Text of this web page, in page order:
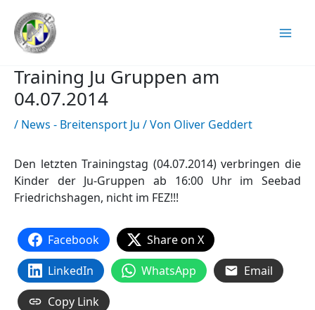
Inhalt
springen
Training Ju Gruppen am
04.07.2014
/ News - Breitensport Ju / Von Oliver Geddert
Den letzten Trainingstag (04.07.2014) verbringen die
Kinder der Ju-Gruppen ab 16:00 Uhr im Seebad
Friedrichshagen, nicht im FEZ!!!
Facebook
Share on X
LinkedIn
WhatsApp
Email
Copy Link